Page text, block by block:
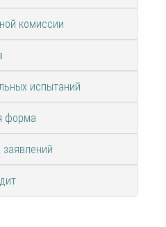
комиссии
испытаний
форма